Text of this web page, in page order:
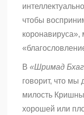
чтобы
коронавируса»,
В «Шримад
говорит, что мы
милость
хорошей или